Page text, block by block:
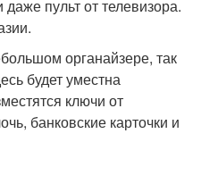
пульт от телевизора.
органайзере, так
будет уместна
ключи от
банковские карточки и